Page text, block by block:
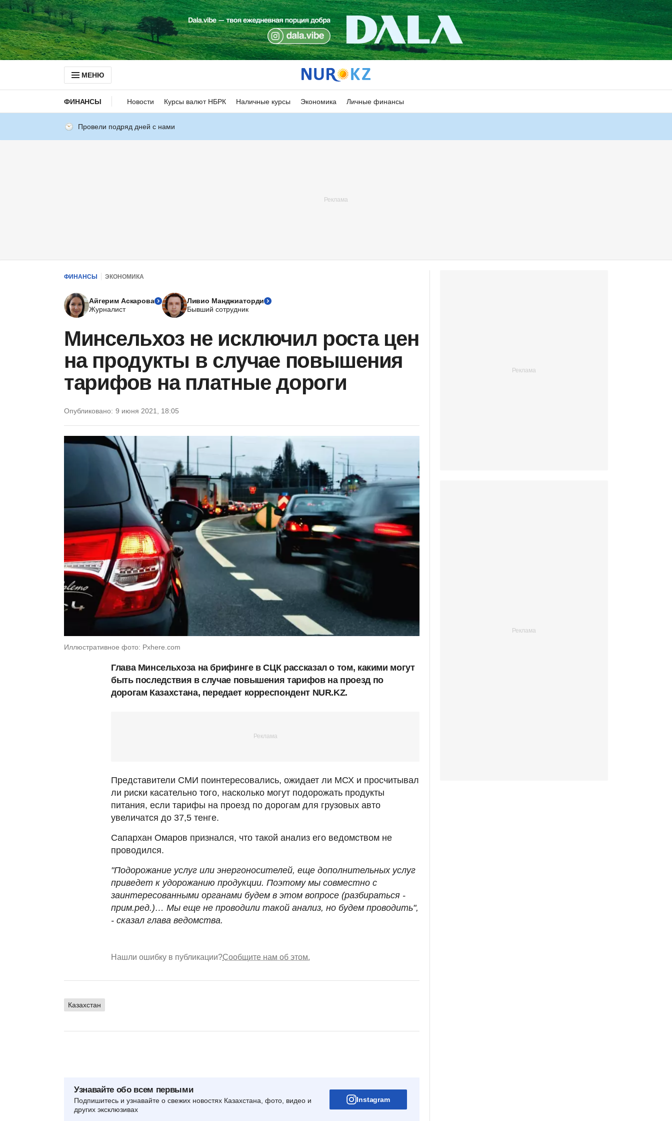
МЕНЮ
ФИНАНСЫ Новости Курсы валют НБРК Наличные курсы Экономика Личные финансы
Провели подряд дней с нами
ФИНАНСЫ ЭКОНОМИКА
Айгерим Аскарова
Журналист
Ливио Манджиаторди
Бывший сотрудник
Минсельхоз не исключил роста цен
на продукты в случае повышения
тарифов на платные дороги
Опубликовано: 9 июня 2021, 18:05
Иллюстративное фото: Pxhere.com
Глава Минсельхоза на брифинге в СЦК рассказал о том, какими могут
быть последствия в случае повышения тарифов на проезд по
дорогам Казахстана, передает корреспондент NUR.KZ.
Представители СМИ поинтересовались, ожидает ли МСХ и просчитывал
ли риски касательно того, насколько могут подорожать продукты
питания, если тарифы на проезд по дорогам для грузовых авто
увеличатся до 37,5 тенге.
Сапархан Омаров признался, что такой анализ его ведомством не
проводился.
"Подорожание услуг или энергоносителей, еще дополнительных услуг
приведет к удорожанию продукции. Поэтому мы совместно с
заинтересованными органами будем в этом вопросе (разбираться -
прим.ред.)… Мы еще не проводили такой анализ, но будем проводить",
- сказал глава ведомства.
Нашли ошибку в публикации?Сообщите нам об этом.
Казахстан
Узнавайте обо всем первыми
Подпишитесь и узнавайте о свежих новостях Казахстана, фото, видео и
других эксклюзивах
Instagram